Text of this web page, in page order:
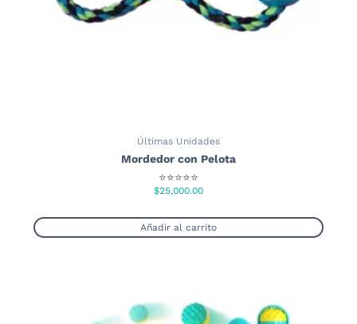
página
Últimas Unidades
Mordedor con Pelota
⭐⭐⭐⭐⭐
$25,000.00
Añadir al carrito